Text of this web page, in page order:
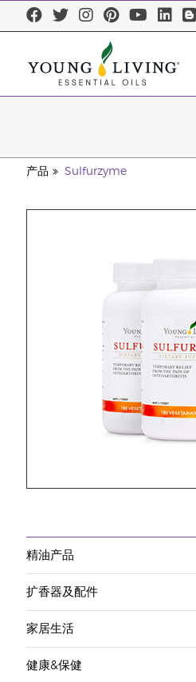
产品 Sulfurzyme
精油产品
扩香器及配件
家居生活
健康&保健